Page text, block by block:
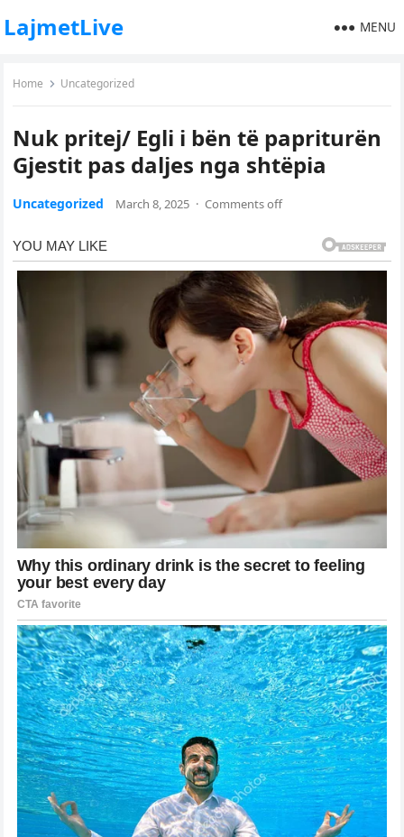
LajmetLive MENU
Home Uncategorized
Nuk pritej/ Egli i bën të papriturën
Gjestit pas daljes nga shtëpia
Uncategorized March 8, 2025 · Comments off